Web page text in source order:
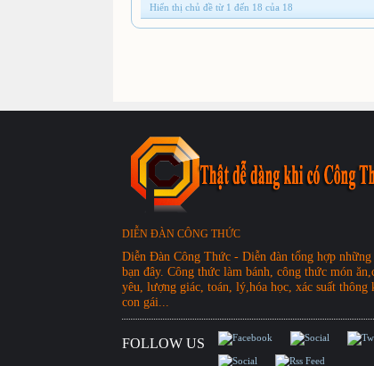
Hiển thị chủ đề từ 1 đến 18 của 18
DIỄN ĐÀN CÔNG THỨC
Diễn Đàn Công Thức - Diễn đàn tổng hợp những
bạn đây. Công thức làm bánh, công thức món
yêu, lượng giác, toán, lý,hóa học, xác suất thông
con gái...
FOLLOW US